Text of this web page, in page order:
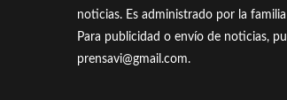
noticias. Es administrado por la
Para publicidad o envío de noticias,
prensavi@gmail.com.